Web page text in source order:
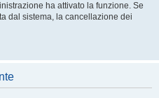
ha attivato la funzione. Se
dal sistema, la cancellazione dei